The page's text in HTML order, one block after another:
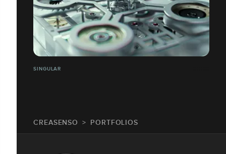
SINGULAR
CREASENSO PORTFOLIOS